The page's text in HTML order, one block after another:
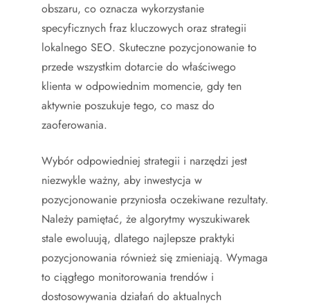
obszaru, co oznacza wykorzystanie
specyficznych fraz kluczowych oraz strategii
lokalnego SEO. Skuteczne pozycjonowanie to
przede wszystkim dotarcie do właściwego
klienta w odpowiednim momencie, gdy ten
aktywnie poszukuje tego, co masz do
zaoferowania.
Wybór odpowiedniej strategii i narzędzi jest
niezwykle ważny, aby inwestycja w
pozycjonowanie przyniosła oczekiwane rezultaty.
Należy pamiętać, że algorytmy wyszukiwarek
stale ewoluują, dlatego najlepsze praktyki
pozycjonowania również się zmieniają. Wymaga
to ciągłego monitorowania trendów i
dostosowywania działań do aktualnych